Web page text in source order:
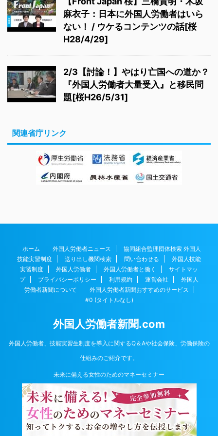
麻衣子：日本に外国人労働者はいら
ない！ / ウケるコンテンツの話[桜
H28/4/29]
2/3【討論！】やはり亡国への道か？
『外国人労働者大量受入』と移民問
題[桜H26/5/31]
関連省庁リンク
ホーム 外国人労働者ニュース
協同組合監理団体検索 外国人
技能実習制度
送り出し機関検索 問い合わせる
外国人技能
実習制度
外国人労働者 外国人労働者と働く
サイトマッ
プ
プライバシーポリシー 利用規約 運営会社
外国人
労働者新聞について
外国人労働者新聞おすすめのサービス
#0 (タイトルなし)
外国人労働者新聞.com
外国人労働者、技能実習生制度を導入に関するQ＆Aや社会保険、労働保険の
仕組みのご紹介です。
未来に備える女性のためのマネーセミナー